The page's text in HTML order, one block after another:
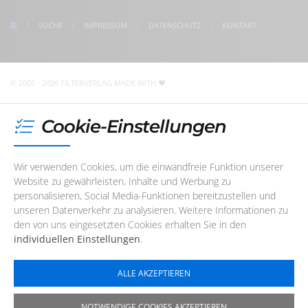
SUCHE IMPRESSUM DATENSCHUTZ KONTAKT
© 2002 - 2026 FILTERVERLAG MADE WITH
Cookie-Einstellungen
Wir verwenden Cookies, um die einwandfreie Funktion unserer
Website zu gewährleisten, Inhalte und Werbung zu
personalisieren, Social Media-Funktionen bereitzustellen und
unseren Datenverkehr zu analysieren. Weitere Informationen zu
den von uns eingesetzten Cookies erhalten Sie in den
individuellen Einstellungen.
ALLE AKZEPTIEREN